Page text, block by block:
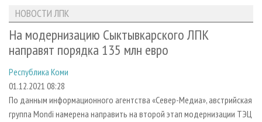
ЛЕСОЗАГОТОВКА
ЛЕСОПИЛЕНИЕ
СУШКА ДРЕВЕСИНЫ
ПРОИЗВОДСТВО ДРЕВЕСНЫХ ПЛИТ
НОВОСТИ ЛПК
НОВОСТИ ЖУРНАЛА
ПРОЕКТЫ ЛПИ
АНАЛИТИКА
ПРЕДПРИЯТИЯ ЛПК
ПЕРСОНЫ
МОБИЛЬНЫЕ ВЫСТАВКИ
АРХИВ ЖУРНАЛОВ
СТАТЬИ
О ЖУРНАЛЕ
ПОДПИСКА
КОНТАКТЫ
РЕКЛАМОДАТЕЛЯМ
РЕКЛАМА
РЕКЛАМА НА САЙТЕ
НОВОСТИ ЛПК
На модернизацию Сыктывкарского ЛПК
направят порядка 135 млн евро
Республика Коми
01.12.2021 08:28
По данным информационного агентства «Север-Медиа», австрийская
группа Mondi намерена направить на второй этап модернизации ТЭЦ